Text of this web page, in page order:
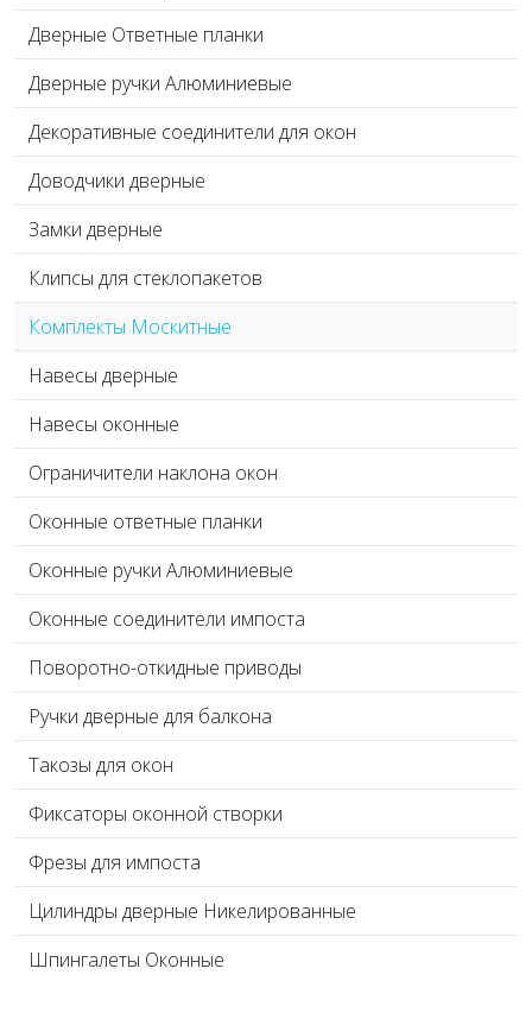
Дверные Ответные планки
Дверные ручки Алюминиевые
Декоративные соединители для окон
Доводчики дверные
Замки дверные
Клипсы для стеклопакетов
Комплекты Москитные
Навесы дверные
Навесы оконные
Ограничители наклона окон
Оконные ответные планки
Оконные ручки Алюминиевые
Оконные соединители импоста
Поворотно-откидные приводы
Ручки дверные для балкона
Такозы для окон
Фиксаторы оконной створки
Фрезы для импоста
Цилиндры дверные Никелированные
Шпингалеты Оконные